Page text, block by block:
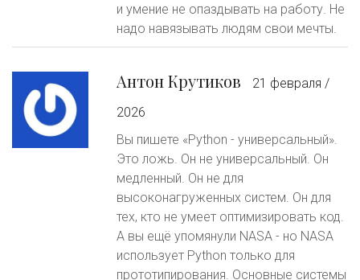
и умение не опаздывать на работу. Не
надо навязывать людям свои мечты.
Антон Крутиков
21 февраля /
2026
Вы пишете «Python - универсальный».
Это ложь. Он не универсальный. Он
медленный. Он не для
высоконагруженных систем. Он для
тех, кто не умеет оптимизировать код.
А вы ещё упомянули NASA - но NASA
использует Python только для
прототипирования. Основные системы